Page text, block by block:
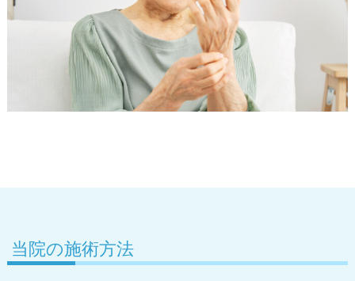
当院の施術方法